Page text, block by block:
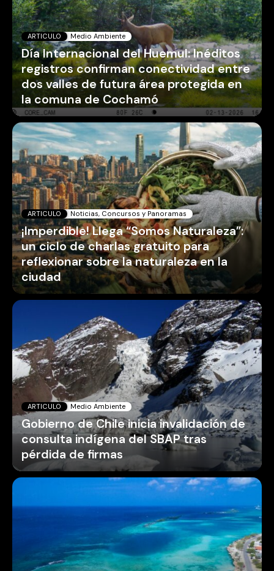
ARTICULO Medio Ambiente
Día Internacional del Huemul: Inéditos
registros confirman conectividad entre
dos valles de futura área protegida en
la comuna de Cochamó
ARTICULO Noticias, Concursos y Panoramas
¡Imperdible! Llega “Somos Naturaleza”:
un ciclo de charlas gratuito para
reflexionar sobre la naturaleza en la
ciudad
ARTICULO Medio Ambiente
Gobierno de Chile inicia invalidación de
consulta indígena del SBAP tras
pérdida de firmas